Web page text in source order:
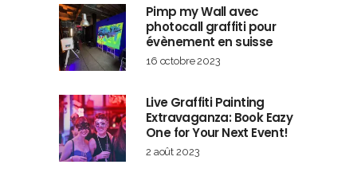
Pimp my Wall avec
photocall graffiti pour
évènement en suisse
16 octobre 2023
Live Graffiti Painting
Extravaganza: Book Eazy
One for Your Next Event!
2 août 2023